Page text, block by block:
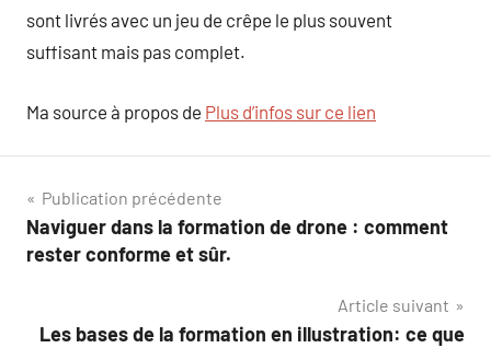
sont livrés avec un jeu de crêpe le plus souvent
suffisant mais pas complet.
Ma source à propos de Plus d’infos sur ce lien
Navigation
de
Publication précédente
Naviguer dans la formation de drone : comment
rester conforme et sûr.
Article suivant
Les bases de la formation en illustration: ce que